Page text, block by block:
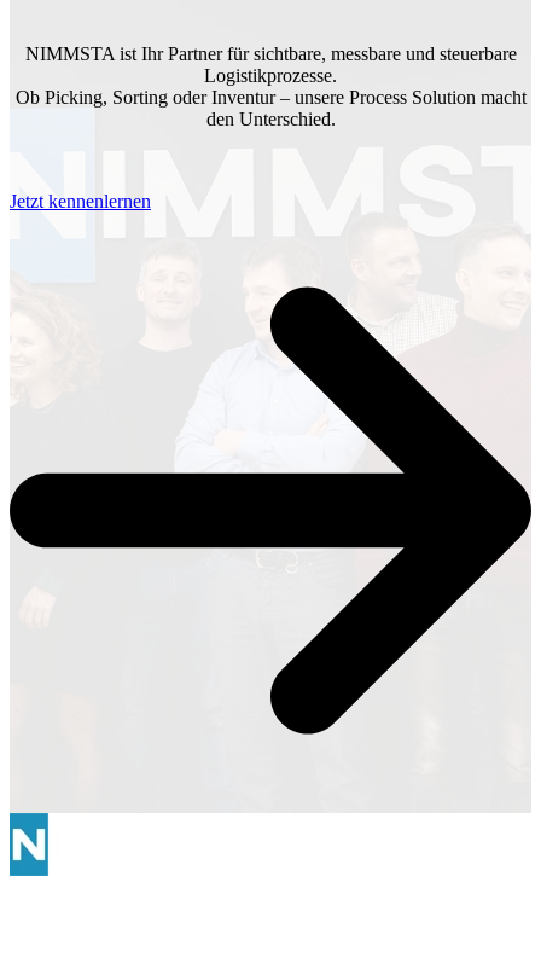
NIMMSTA ist Ihr Partner für sichtbare, messbare und steuerbare
Logistikprozesse.
Ob Picking, Sorting oder Inventur – unsere Process Solution macht
den Unterschied.
Jetzt kennenlernen